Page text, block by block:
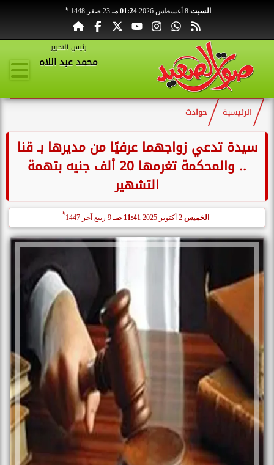
السبت 8 أغسطس 2026 01:24 مـ 23 صفر 1448 هـ
رئيس التحرير
محمد عبد اللاه
الرئيسية حوادث
سيدة تدعي زواجهما عرفيًا من مديرها بـ قنا
.. والمحكمة تغرمها 20 ألف جنيه بتهمة
التشهير
الخميس 2 أكتوبر 2025 11:41 صـ 9 ربيع آخر 1447
هـ